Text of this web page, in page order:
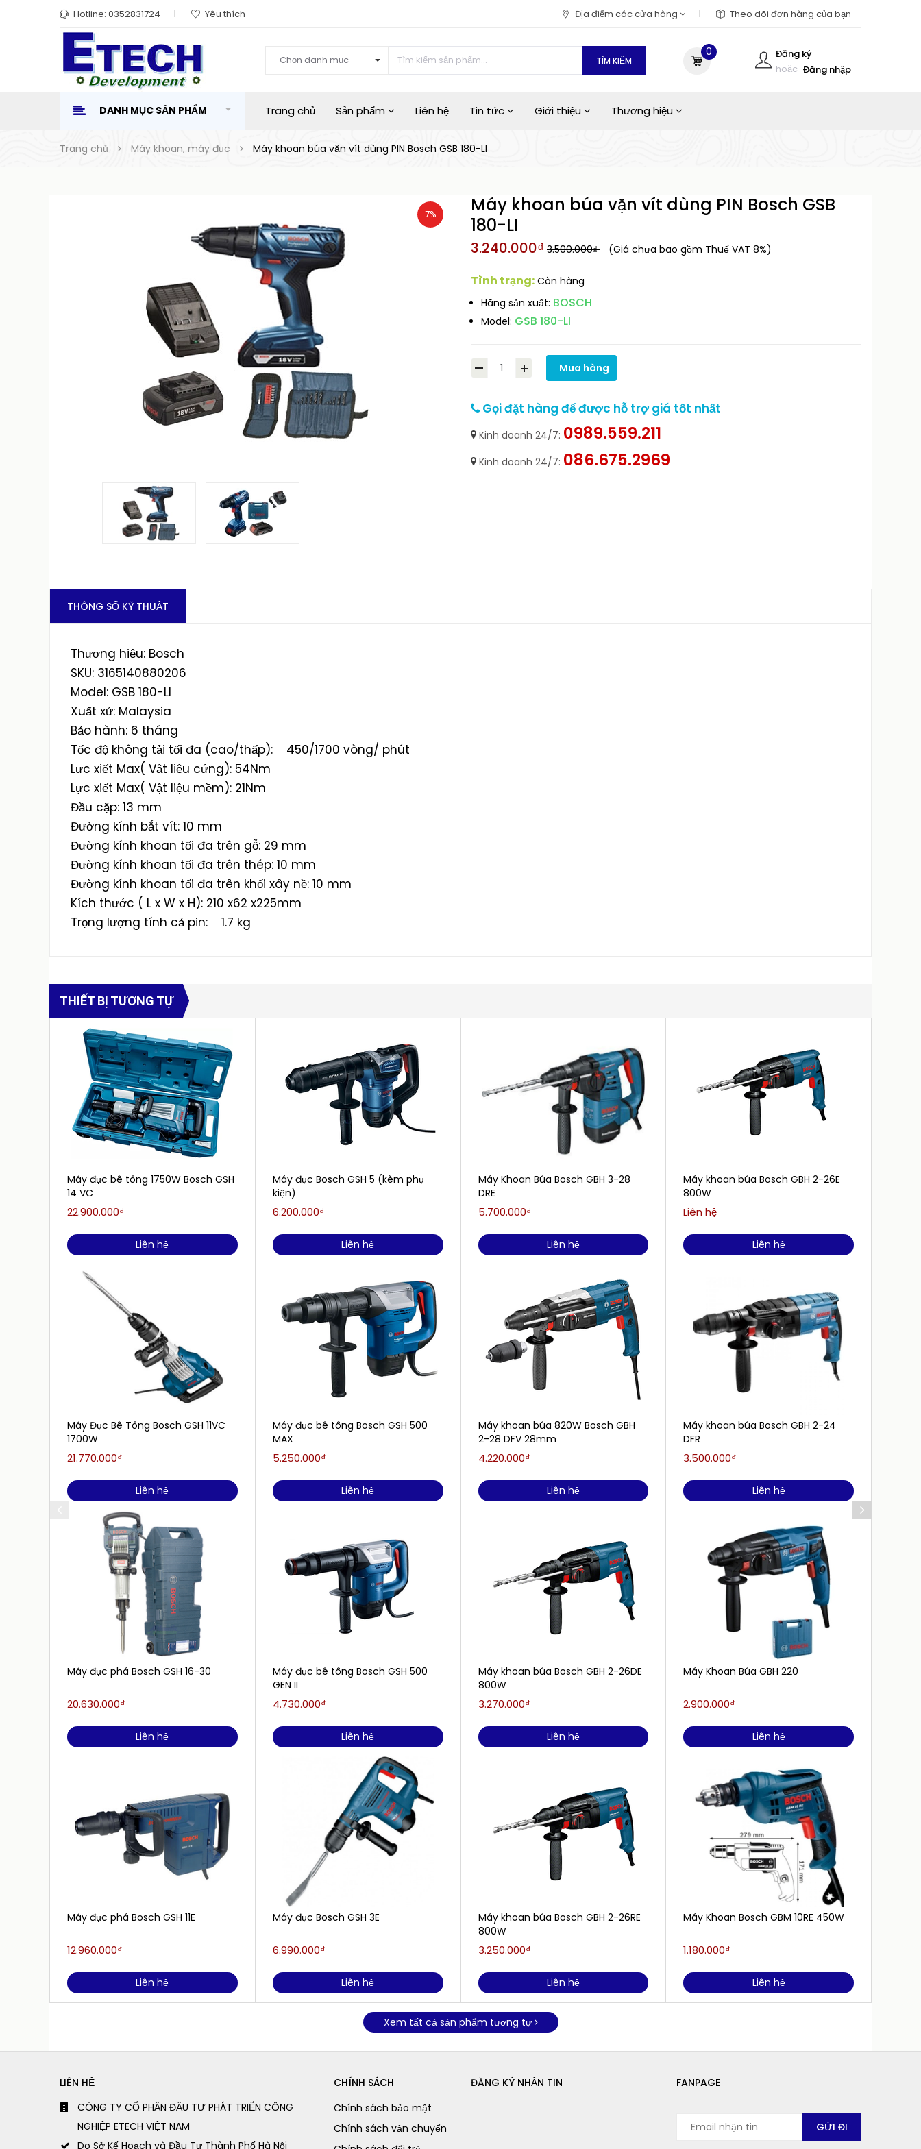
Hotline: 0352831724 Yêu thích Địa điểm các cửa hàng Theo dõi đơn hàng của bạn
Chọn danh mục TÌM KIẾM
Đăng ký
hoặc Đăng nhập
0
DANH MỤC SẢN PHẨM Trang chủ Sản phẩm Liên hệ Tin tức Giới thiệu Thương hiệu
Trang chủ Máy khoan, máy đục Máy khoan búa vặn vít dùng PIN Bosch GSB 180-LI
7%
Máy khoan búa vặn vít dùng PIN Bosch GSB
180-LI
3.240.000₫ 3.500.000₫ (Giá chưa bao gồm Thuế VAT 8%)
Tình trạng: Còn hàng
Hãng sản xuất: BOSCH
Model: GSB 180-LI
- + Mua hàng
Gọi đặt hàng để được hỗ trợ giá tốt nhất
Kinh doanh 24/7: 0989.559.211
Kinh doanh 24/7: 086.675.2969
THÔNG SỐ KỸ THUẬT
Thương hiệu: Bosch
SKU: 3165140880206
Model: GSB 180-LI
Xuất xứ: Malaysia
Bảo hành: 6 tháng
Tốc độ không tải tối đa (cao/thấp): 450/1700 vòng/ phút
Lực xiết Max( Vật liệu cứng): 54Nm
Lực xiết Max( Vật liệu mềm): 21Nm
Đầu cặp: 13 mm
Đường kính bắt vít: 10 mm
Đường kính khoan tối đa trên gỗ: 29 mm
Đường kính khoan tối đa trên thép: 10 mm
Đường kính khoan tối đa trên khối xây nề: 10 mm
Kích thước ( L x W x H): 210 x62 x225mm
Trọng lượng tính cả pin: 1.7 kg
THIẾT BỊ TƯƠNG TỰ
Máy đục bê tông 1750W Bosch GSH
14 VC
22.900.000₫
Liên hệ
Máy Đục Bê Tông Bosch GSH 11VC
1700W
21.770.000₫
Liên hệ
Máy đục phá Bosch GSH 16-30
20.630.000₫
Liên hệ
Máy đục phá Bosch GSH 11E
12.960.000₫
Liên hệ
Máy đục Bosch GSH 5 (kèm phụ
kiện)
6.200.000₫
Liên hệ
Máy đục bê tông Bosch GSH 500
MAX
5.250.000₫
Liên hệ
Máy đục bê tông Bosch GSH 500
GEN II
4.730.000₫
Liên hệ
Máy đục Bosch GSH 3E
6.990.000₫
Liên hệ
Máy Khoan Búa Bosch GBH 3-28
DRE
5.700.000₫
Liên hệ
Máy khoan búa 820W Bosch GBH
2-28 DFV 28mm
4.220.000₫
Liên hệ
Máy khoan búa Bosch GBH 2-26DE
800W
3.270.000₫
Liên hệ
Máy khoan búa Bosch GBH 2-26RE
800W
3.250.000₫
Liên hệ
Máy khoan búa Bosch GBH 2-26E
800W
Liên hệ
Liên hệ
Máy khoan búa Bosch GBH 2-24
DFR
3.500.000₫
Liên hệ
Máy Khoan Búa GBH 220
2.900.000₫
Liên hệ
Máy Khoan Bosch GBM 10RE 450W
1.180.000₫
Liên hệ
Xem tất cả sản phẩm tương tự
LIÊN HỆ
CÔNG TY CỔ PHẦN ĐẦU TƯ PHÁT TRIỂN CÔNG
NGHIỆP ETECH VIỆT NAM
Do Sở Kế Hoạch và Đầu Tư Thành Phố Hà Nội
CHÍNH SÁCH
Chính sách bảo mật
Chính sách vận chuyển
ĐĂNG KÝ NHẬN TIN FANPAGE